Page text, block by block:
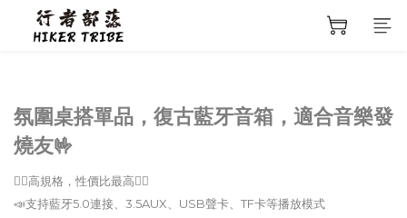
氛圍桌搭單品，復古藍牙音箱，適合音樂發
燒友🤟
🙆‍♀️高規格，性價比最高🙆‍♀️
📣支持藍牙5.0連接、3.5AUX、USB聲卡、TF卡等播放模式